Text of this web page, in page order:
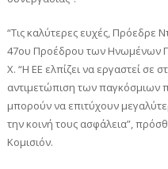
“Τις καλύτερες ευχές, Πρόεδρε
47ου Προέδρου των Ηνωμένων
Χ. “Η ΕΕ ελπίζει να εργαστεί σε
αντιμετώπιση των παγκόσμιων
μπορούν να επιτύχουν
την κοινή τους ασφάλεια”,
Κομισιόν.